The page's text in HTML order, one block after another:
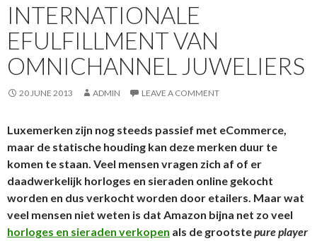
INTERNATIONALE
EFULFILLMENT VAN
OMNICHANNEL JUWELIERS
20 JUNE 2013 ADMIN LEAVE A COMMENT
Luxemerken zijn nog steeds passief met eCommerce,
maar de statische houding kan deze merken duur te
komen te staan. Veel mensen vragen zich af of er
daadwerkelijk horloges en sieraden online gekocht
worden en dus verkocht worden door etailers. Maar wat
veel mensen niet weten is dat Amazon bijna net zo veel
horloges en sieraden verkopen als de grootstepure player